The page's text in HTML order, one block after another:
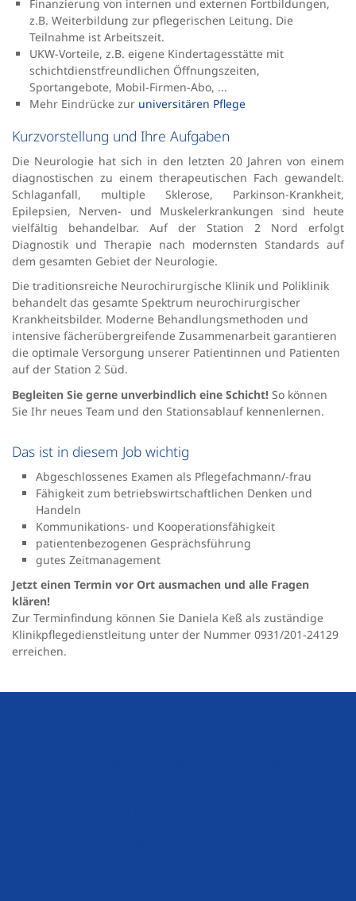
Finanzierung von internen und externen Fortbildungen,
z.B. Weiterbildung zur pflegerischen Leitung. Die
Teilnahme ist Arbeitszeit.
UKW-Vorteile, z.B. eigene Kindertagesstätte mit
schichtdienstfreundlichen Öffnungszeiten,
Sportangebote, Mobil-Firmen-Abo, ...
Mehr Eindrücke zur universitären Pflege
Kurzvorstellung und Ihre Aufgaben
Die Neurologie hat sich in den letzten 20 Jahren von einem
diagnostischen zu einem therapeutischen Fach gewandelt.
Schlaganfall, multiple Sklerose, Parkinson-Krankheit,
Epilepsien, Nerven- und Muskelerkrankungen sind heute
vielfältig behandelbar. Auf der Station 2 Nord erfolgt
Diagnostik und Therapie nach modernsten Standards auf
dem gesamten Gebiet der Neurologie.
Die traditionsreiche Neurochirurgische Klinik und Poliklinik
behandelt das gesamte Spektrum neurochirurgischer
Krankheitsbilder. Moderne Behandlungsmethoden und
intensive fächerübergreifende Zusammenarbeit garantieren
die optimale Versorgung unserer Patientinnen und Patienten
auf der Station 2 Süd.
Begleiten Sie gerne unverbindlich eine Schicht! So können
Sie Ihr neues Team und den Stationsablauf kennenlernen.
Das ist in diesem Job wichtig
Abgeschlossenes Examen als Pflegefachmann/-frau
Fähigkeit zum betriebswirtschaftlichen Denken und
Handeln
Kommunikations- und Kooperationsfähigkeit
patientenbezogenen Gesprächsführung
gutes Zeitmanagement
Jetzt einen Termin vor Ort ausmachen und alle Fragen
klären!
Zur Terminfindung können Sie Daniela Keß als zuständige
Klinikpflegedienstleitung unter der Nummer 0931/201-24129
erreichen.